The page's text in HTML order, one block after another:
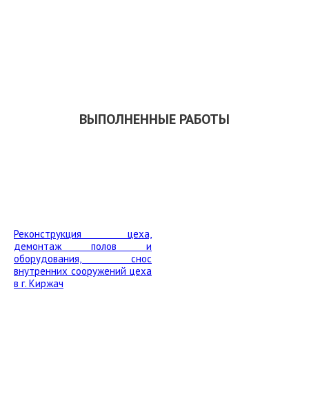
ВЫПОЛНЕННЫЕ РАБОТЫ
Реконструкция цеха,
демонтаж полов и
оборудования, снос
внутренних сооружений цеха
в г. Киржач